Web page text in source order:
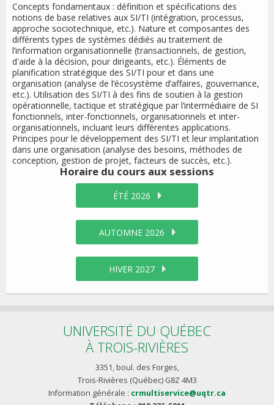
Concepts fondamentaux : définition et spécifications des
notions de base relatives aux SI/TI (intégration, processus,
approche sociotechnique, etc.). Nature et composantes des
différents types de systèmes dédiés au traitement de
l’information organisationnelle (transactionnels, de gestion,
d'aide à la décision, pour dirigeants, etc.). Éléments de
planification stratégique des SI/TI pour et dans une
organisation (analyse de l’écosystème d’affaires, gouvernance,
etc.). Utilisation des SI/TI à des fins de soutien à la gestion
opérationnelle, tactique et stratégique par l’intermédiaire de SI
fonctionnels, inter-fonctionnels, organisationnels et inter-
organisationnels, incluant leurs différentes applications.
Principes pour le développement des SI/TI et leur implantation
dans une organisation (analyse des besoins, méthodes de
conception, gestion de projet, facteurs de succès, etc.).
Horaire du cours aux sessions
ÉTÉ 2026
AUTOMNE 2026
HIVER 2027
UNIVERSITÉ DU QUÉBEC
À TROIS-RIVIÈRES
3351, boul. des Forges,
Trois-Rivières (Québec) G8Z 4M3
Information générale : crmultiservice@uqtr.ca